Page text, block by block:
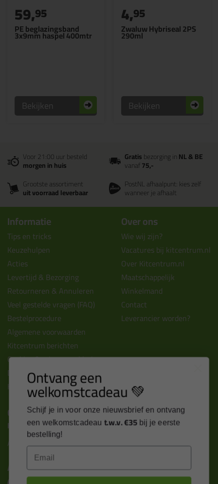
PE beglazingsband
3x9mm haspel 400mtr
59,95
Bekijken
Zwaluw Hybriseal 2PS
290ml
4,95
Bekijken
Voor 21:00 uur besteld
morgen in huis
Gratisbezorging inNL & BE
vanaf75,-
Grootste assortiment
uit voorraad leverbaar
PostNL afhaalpunt: kies zelf
wanneer je afhaalt
Informatie
Tips en tricks
Keuzehulpen
Acties
Levertijd & Bezorging
Retourneren & Annuleren
Veel gestelde vragen (FAQ)
Bestelprocedure
Algemene voorwaarden
Kitcentrum berichten
Cookies & privacy verklaring
Disclaimer
Kit cursus volgen
Over ons
Wie wij zijn?
Vacatures bij kitcentrum.nl
Over Kitcentrum.nl
Maatschappelijk
Winkelmand
Contact
Leverancier worden?
Contact
Kitcentrum B.V.
Alle contactgegevens >
Altijd op de hoogte blijven?
Ontvang een
welkomstcadeau 💚
Schijf je in voor onze nieuwsbrief en ontvang
een welkomstcadeau t.w.v. €35 bij je eerste
bestelling!